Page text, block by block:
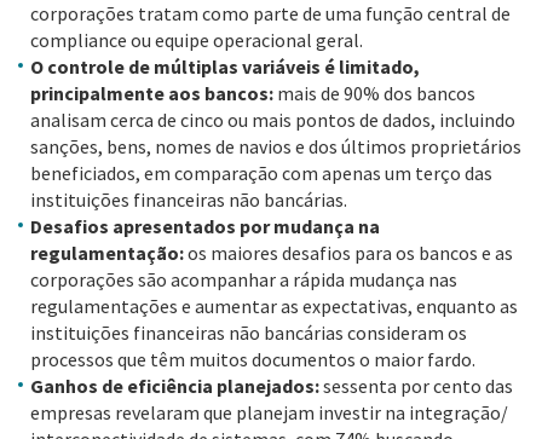
corporações tratam como parte de uma função central de
compliance ou equipe operacional geral.
O controle de múltiplas variáveis é limitado,
principalmente aos bancos: mais de 90% dos bancos
analisam cerca de cinco ou mais pontos de dados, incluindo
sanções, bens, nomes de navios e dos últimos proprietários
beneficiados, em comparação com apenas um terço das
instituições financeiras não bancárias.
Desafios apresentados por mudança na
regulamentação:os maiores desafios para os bancos e as
corporações são acompanhar a rápida mudança nas
regulamentações e aumentar as expectativas, enquanto as
instituições financeiras não bancárias consideram os
processos que têm muitos documentos o maior fardo.
Ganhos de eficiência planejados:sessenta por cento das
empresas revelaram que planejam investir na integração/